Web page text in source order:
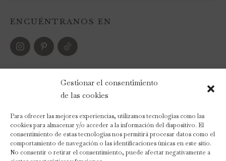
Gestionar el consentimiento
de las cookies
Para ofrecer las mejores experiencias, utilizamos tecnologías como las
cookies para almacenar y/o acceder a la información del dispositivo. El
consentimiento de estas tecnologías nos permitirá procesar datos como el
comportamiento de navegación o las identificaciones únicas en este sitio.
No consentir o retirar el consentimiento, puede afectar negativamente a
ENCUÉNTRANOS EN